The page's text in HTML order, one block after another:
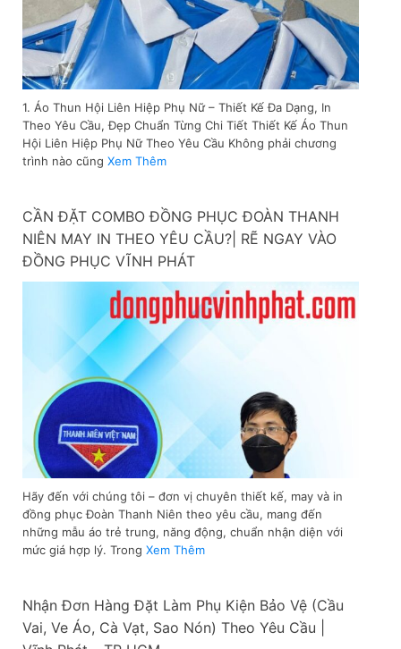
1. Áo Thun Hội Liên Hiệp Phụ Nữ – Thiết Kế Đa Dạng, In
Theo Yêu Cầu, Đẹp Chuẩn Từng Chi Tiết Thiết Kế Áo Thun
Hội Liên Hiệp Phụ Nữ Theo Yêu Cầu Không phải chương
trình nào cũng Xem Thêm
CẦN ĐẶT COMBO ĐỒNG PHỤC ĐOÀN THANH
NIÊN MAY IN THEO YÊU CẦU?| RẼ NGAY VÀO
ĐỒNG PHỤC VĨNH PHÁT
Hãy đến với chúng tôi – đơn vị chuyên thiết kế, may và in
đồng phục Đoàn Thanh Niên theo yêu cầu, mang đến
những mẫu áo trẻ trung, năng động, chuẩn nhận diện với
mức giá hợp lý. Trong Xem Thêm
Nhận Đơn Hàng Đặt Làm Phụ Kiện Bảo Vệ (Cầu
Vai, Ve Áo, Cà Vạt, Sao Nón) Theo Yêu Cầu |